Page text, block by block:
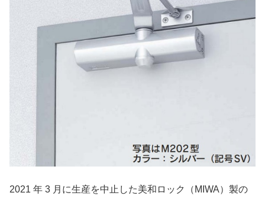
2021 年 3 月に生産を中止した美和ロック（MIWA）製の